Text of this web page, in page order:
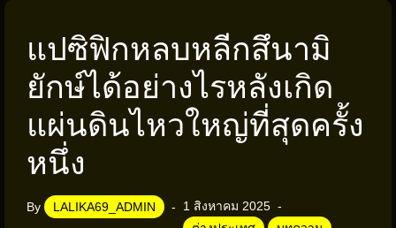
แปซิฟิกหลบหลีกสึนามิ
ยักษ์ได้อย่างไรหลังเกิด
แผ่นดินไหวใหญ่ที่สุดครั้ง
หนึ่ง
By LALIKA69_ADMIN
1 สิงหาคม 2025